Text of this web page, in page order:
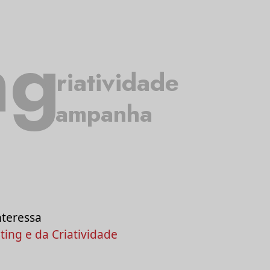
criatividade
campanha
e da Criatividade